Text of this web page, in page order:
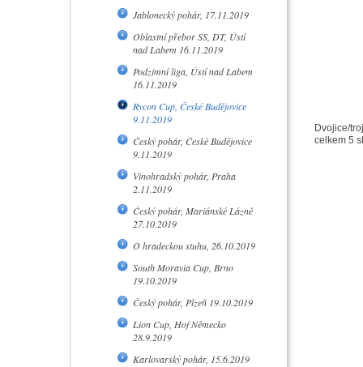
Dvojice/
celkem 5
Jablonecký pohár, 17.11.2019
Oblastní přebor SS, DT, Ústí
nad Labem 16.11.2019
Podzimní liga, Ústí nad Labem
16.11.2019
Rycon Cup, České Budějovice
9.11.2019
Český pohár, České Budějovice
9.11.2019
Vinohradský pohár, Praha
2.11.2019
Český pohár, Mariánské Lázně
27.10.2019
O hradeckou stuhu, 26.10.2019
South Moravia Cup, Brno
19.10.2019
Český pohár, Plzeň 19.10.2019
Lion Cup, Hof Německo
28.9.2019
Karlovarský pohár, 15.6.2019